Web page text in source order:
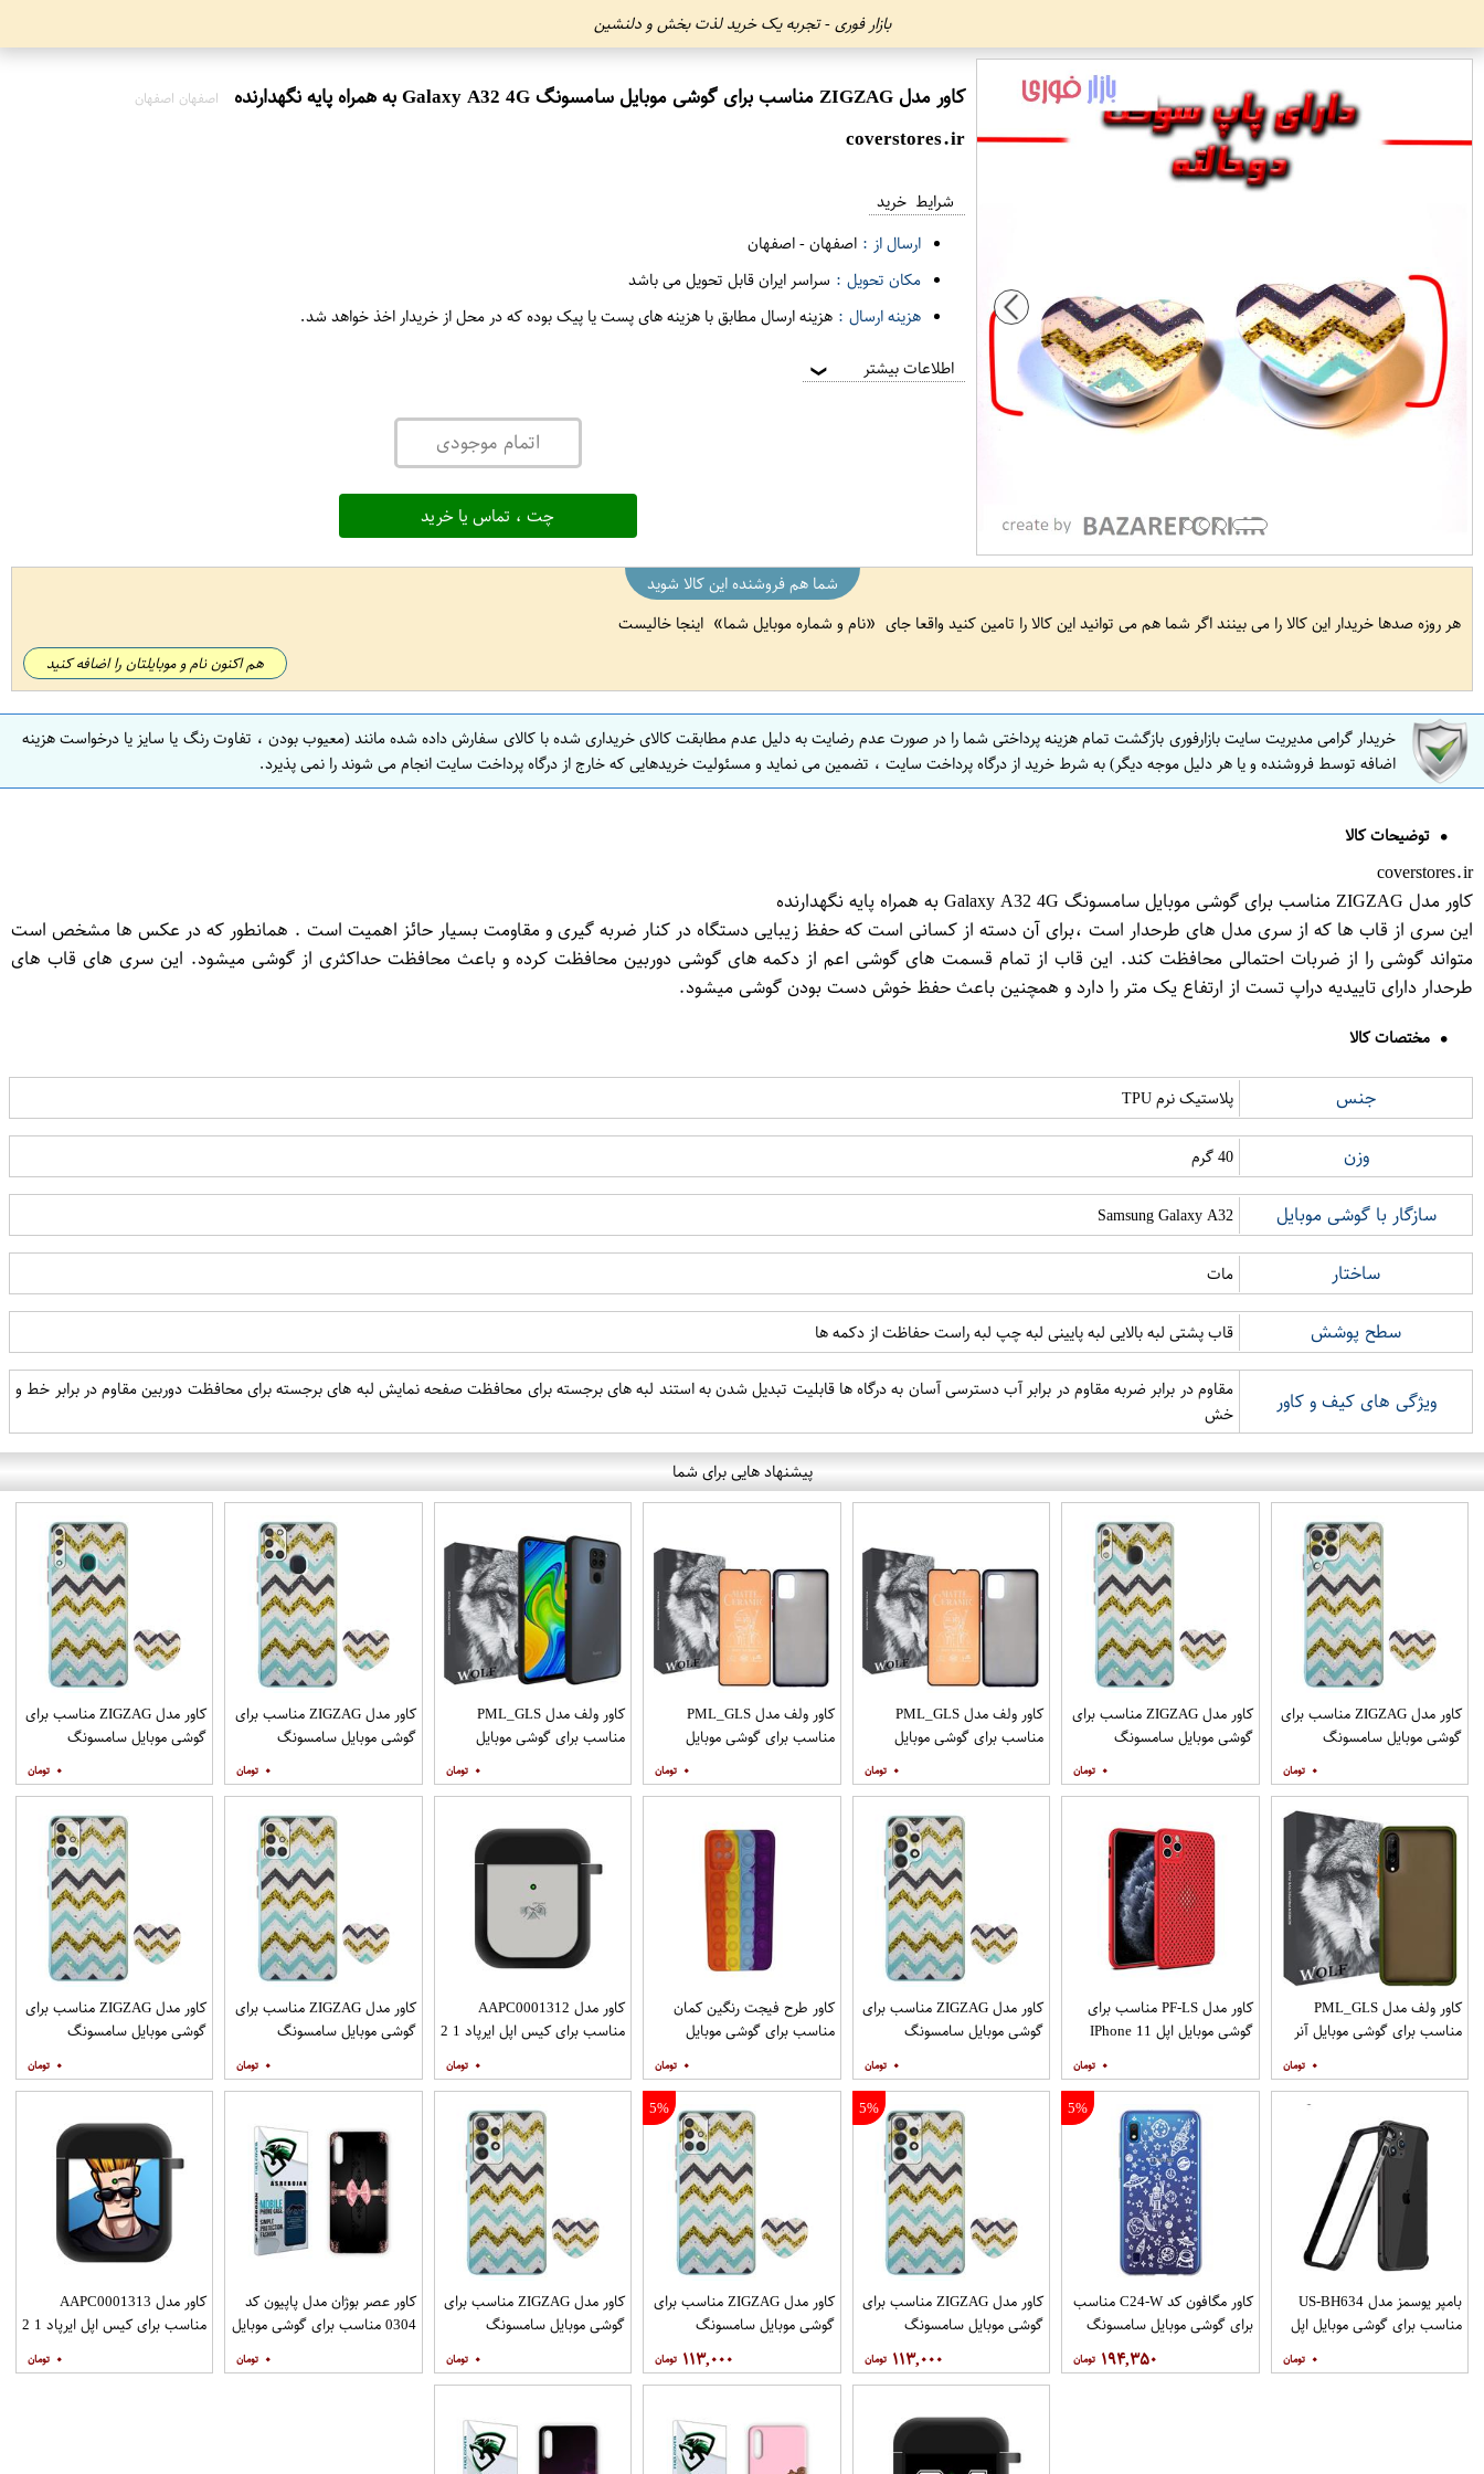
بازار فوری - تجربه یک خرید لذت بخش و دلنشین
کاور مدل ZIGZAG مناسب برای گوشی موبایل سامسونگ Galaxy A32 4G به همراه پایه نگهدارنده اصفهان اصفهان
coverstores.ir
شرایط خرید
ارسال از : اصفهان-اصفهان
مکان تحویل : سراسر ایران قابل تحویل می باشد
هزینه ارسال : هزینه ارسال مطابق با هزینه های پست یا پیک بوده که در محل از خریدار اخذ خواهد شد.
اطلاعات بیشتر ❯
اتمام موجودی
چت ، تماس یا خرید
شما هم فروشنده این کالا شوید
هر روزه صدها خریدار این کالا را می بینند اگر شما هم می توانید این کالا را تامین کنید واقعا جای
نام و شماره موبایل شما اینجا خالیست
هم اکنون نام و موبایلتان را اضافه کنید
خریدار گرامی مدیریت سایت بازارفوری بازگشت تمام هزینه پرداختی شما را در صورت عدم رضایت به دلیل عدم مطابقت کالای خریداری شده با کالای سفارش داده شده مانند (معیوب بودن ، تفاوت رنگ یا سایز یا درخواست هزینه
اضافه توسط فروشنده و یا هر دلیل موجه دیگر) به شرط خرید از درگاه پرداخت سایت ، تضمین می نماید و مسئولیت خریدهایی که خارج از درگاه پرداخت سایت انجام می شوند را نمی پذیرد.
توضیحات کالا
coverstores.ir
کاور مدل ZIGZAG مناسب برای گوشی موبایل سامسونگ Galaxy A32 4G به همراه پایه نگهدارنده
این سری از قاب ها که از سری مدل های طرحدار است ،برای آن دسته از کسانی است که حفظ زیبایی دستگاه در کنار ضربه گیری و مقاومت بسیار حائز اهمیت است . همانطور که در عکس ها مشخص است
متواند گوشی را از ضربات احتمالی محافظت کند. این قاب از تمام قسمت های گوشی اعم از دکمه های گوشی دوربین محافظت کرده و باعث محافظت حداکثری از گوشی میشود. این سری های قاب های
طرحدار دارای تاییدیه دراپ تست از ارتفاع یک متر را دارد و همچنین باعث حفظ خوش دست بودن گوشی میشود.
مختصات کالا
جنس پلاستیک نرم TPU
وزن 40 گرم
سازگار با گوشی موبایل Samsung Galaxy A32
ساختار مات
سطح پوشش قاب پشتی لبه بالایی لبه پایینی لبه چپ لبه راست حفاظت از دکمه ها
ویژگی های کیف و کاور
مقاوم در برابر ضربه مقاوم در برابر آب دسترسی آسان به درگاه ها قابلیت تبدیل شدن به استند لبه های برجسته برای محافظت صفحه نمایش لبه های برجسته برای محافظت دوربین مقاوم در برابر خط و
خش
پیشنهاد هایی برای شما
کاور مدل ZIGZAG مناسب برای
گوشی موبایل سامسونگ
نگهدارنده
۰
کاور مدل ZIGZAG مناسب برای
گوشی موبایل سامسونگ
همراه پایه نگهدارنده
۰
کاور ولف مدل PML_GLS
مناسب برای گوشی موبایل
همراه محافظ صفحه نمایش
۰
کاور ولف مدل PML_GLS
مناسب برای گوشی موبایل
همراه محافظ صفحه نمایش
۰
کاور ولف مدل PML_GLS
مناسب برای گوشی موبایل
۰
کاور مدل ZIGZAG مناسب برای
گوشی موبایل سامسونگ
نگهدارنده
۰
کاور مدل ZIGZAG مناسب برای
گوشی موبایل سامسونگ
نگهدارنده
۰
کاور ولف مدل PML_GLS
مناسب برای گوشی موبایل آنر
۰
کاور مدل PF-LS مناسب برای
گوشی موبایل اپل IPhone 11
۰
کاور مدل ZIGZAG مناسب برای
گوشی موبایل سامسونگ
نگهدارنده
۰
کاور طرح فیجت رنگین کمان
مناسب برای گوشی موبایل
۰
کاور مدل AAPC0001312
مناسب برای کیس اپل ایرپاد 1 2
۰
کاور مدل ZIGZAG مناسب برای
گوشی موبایل سامسونگ
نگهدارنده
۰
کاور مدل ZIGZAG مناسب برای
گوشی موبایل سامسونگ
نگهدارنده
۰
بامپر یوسمز مدل US-BH634
مناسب برای گوشی موبایل اپل
۰
5%
کاور مگافون کد C24-W مناسب
برای گوشی موبایل سامسونگ
۱۹۴,۳۵۰
5%
کاور مدل ZIGZAG مناسب برای
گوشی موبایل سامسونگ
Galaxy A72 به همراه پایه
نگهدارنده
۱۱۳,۰۰۰
5%
کاور مدل ZIGZAG مناسب برای
گوشی موبایل سامسونگ
Galaxy A71 به همراه پایه
نگهدارنده
۱۱۳,۰۰۰
کاور مدل ZIGZAG مناسب برای
گوشی موبایل سامسونگ
پایه نگهدارنده
۰
کاور عصر بوژان مدل پاپیون کد
0304 مناسب برای گوشی موبایل
۰
کاور مدل AAPC0001313
مناسب برای کیس اپل ایرپاد 1 2
۰